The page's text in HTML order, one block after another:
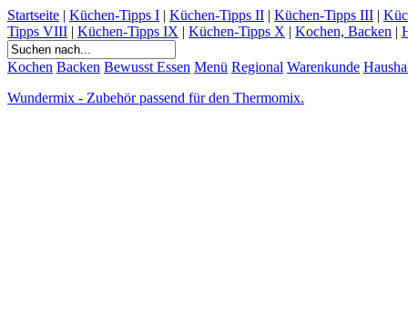
Startseite | Küchen-Tipps I | Küchen-Tipps II | Küchen-Tipps III |
Tipps VIII | Küchen-Tipps IX | Küchen-Tipps X | Kochen, Backen |
Kochen Backen Bewusst Essen Menü Regional Warenkunde
Wundermix - Zubehör passend für den Thermomix.